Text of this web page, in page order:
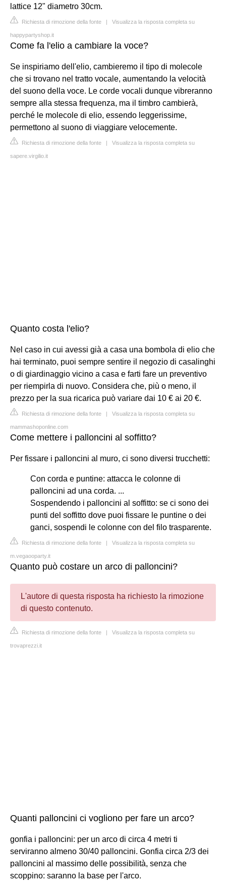
lattice 12" diametro 30cm.
Richiesta di rimozione della fonte | Visualizza la risposta completa su
happypartyshop.it
Come fa l'elio a cambiare la voce?
Se inspiriamo dell'elio, cambieremo il tipo di molecole
che si trovano nel tratto vocale, aumentando la velocità
del suono della voce. Le corde vocali dunque vibreranno
sempre alla stessa frequenza, ma il timbro cambierà,
perché le molecole di elio, essendo leggerissime,
permettono al suono di viaggiare velocemente.
Richiesta di rimozione della fonte | Visualizza la risposta completa su
sapere.virgilio.it
Quanto costa l'elio?
Nel caso in cui avessi già a casa una bombola di elio che
hai terminato, puoi sempre sentire il negozio di casalinghi
o di giardinaggio vicino a casa e farti fare un preventivo
per riempirla di nuovo. Considera che, più o meno, il
prezzo per la sua ricarica può variare dai 10 € ai 20 €.
Richiesta di rimozione della fonte | Visualizza la risposta completa su
mammashoponline.com
Come mettere i palloncini al soffitto?
Per fissare i palloncini al muro, ci sono diversi trucchetti:
Con corda e puntine: attacca le colonne di
palloncini ad una corda. ...
Sospendendo i palloncini al soffitto: se ci sono dei
punti del soffitto dove puoi fissare le puntine o dei
ganci, sospendi le colonne con del filo trasparente.
Richiesta di rimozione della fonte | Visualizza la risposta completa su
m.vegaooparty.it
Quanto può costare un arco di palloncini?
L'autore di questa risposta ha richiesto la rimozione
di questo contenuto.
Richiesta di rimozione della fonte | Visualizza la risposta completa su
trovaprezzi.it
Quanti palloncini ci vogliono per fare un arco?
gonfia i palloncini: per un arco di circa 4 metri ti
serviranno almeno 30/40 palloncini. Gonfia circa 2/3 dei
palloncini al massimo delle possibilità, senza che
scoppino: saranno la base per l'arco.